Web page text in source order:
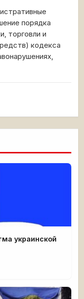
порядка
торговли и
кодекса
украинской